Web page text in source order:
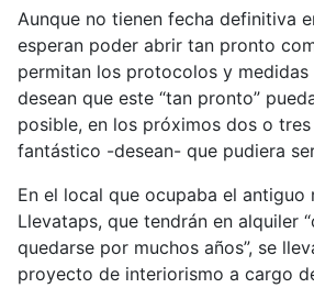
Aunque no tienen fecha definitiva
esperan poder abrir tan pronto
permitan los protocolos y
desean que este “tan pronto”
posible, en los próximos dos o tres
fantástico -desean- que pudiera
En el local que ocupaba el antiguo
Llevataps, que tendrán en alquiler
quedarse por muchos años”, se
proyecto de interiorismo a cargo